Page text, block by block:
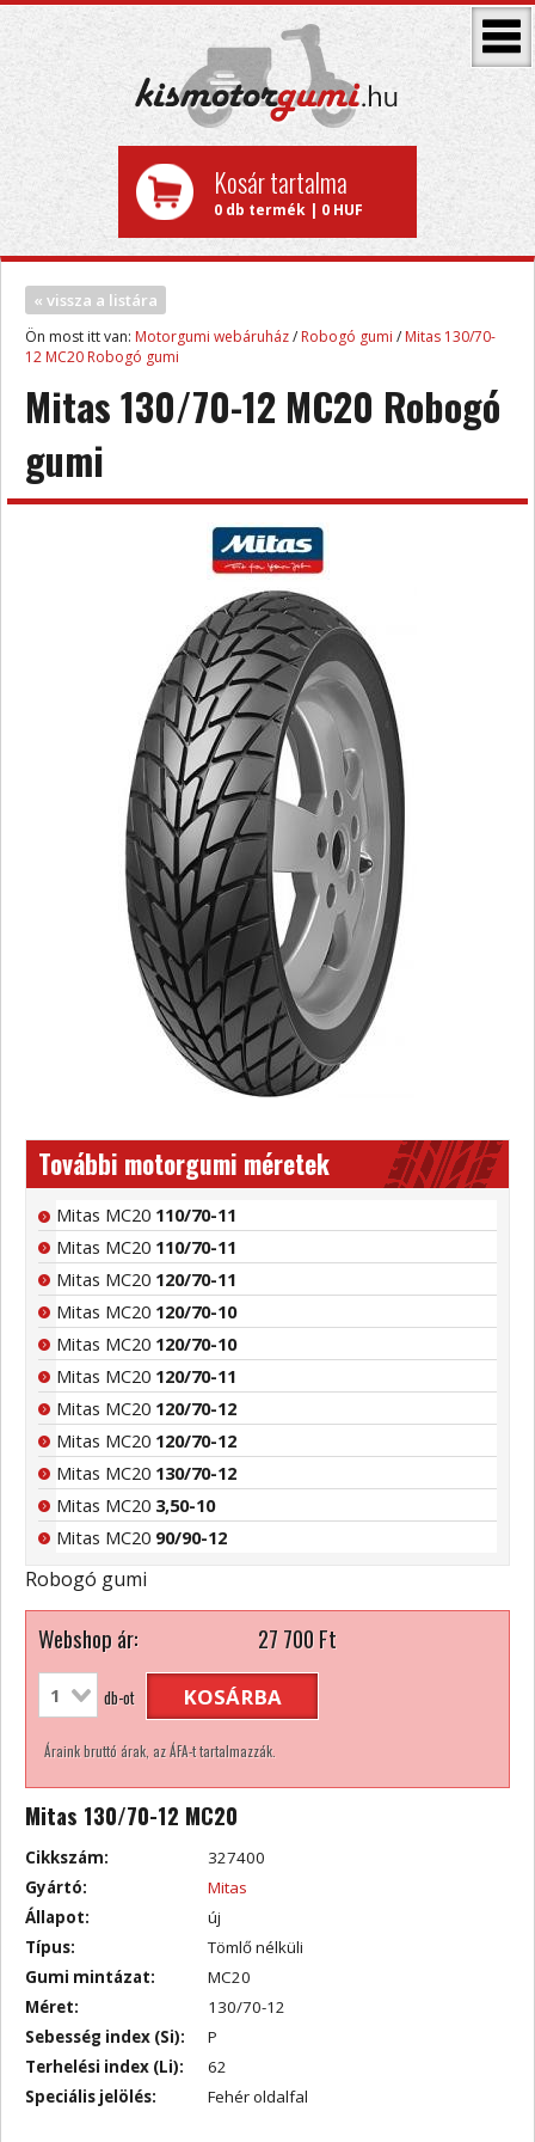
Kosár tartalma
0 db termék | 0 HUF
« vissza a listára
Ön most itt van: Motorgumi webáruház/ Robogó gumi / Mitas 130/70-
12 MC20 Robogó gumi
Mitas 130/70-12 MC20 Robogó
gumi
További motorgumi méretek
Mitas MC20 110/70-11
Mitas MC20 110/70-11
Mitas MC20 120/70-11
Mitas MC20 120/70-10
Mitas MC20 120/70-10
Mitas MC20 120/70-11
Mitas MC20 120/70-12
Mitas MC20 120/70-12
Mitas MC20 130/70-12
Mitas MC20 3,50-10
Mitas MC20 90/90-12
Robogó gumi
Webshop ár: 27 700Ft
db-ot KOSÁRBA
Áraink bruttó árak, az ÁFA-t tartalmazzák.
Mitas 130/70-12 MC20
Cikkszám:
327400
Gyártó:
Mitas
Állapot:
új
Típus:
Tömlő nélküli
Gumi mintázat:
MC20
Méret:
130/70-12
Sebesség index (Si):
P
Terhelési index (Li):
62
Speciális jelölés:
Fehér oldalfal